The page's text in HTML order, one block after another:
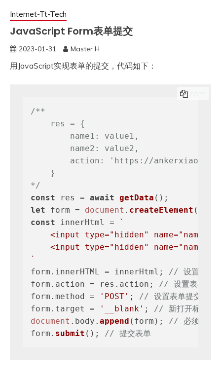
Internet-Tt-Tech
JavaScript Form表单提交
2023-01-31 Master H
用JavaScript实现表单的提交，代码如下：
/**
    res = {
        name1: value1,
        name2: value2,
action: 'https://
    }
*/
const res = await getData
let form = document . createElement (
const innerHtml =
`
<input type="hidden" name="name1"
<input type="hidden" name="name2"
`
form. innerHTML = innerHtml;
// 设置
form. action = res. action ;
// 设置表单请
form. method = 'POST' ;
// 设置表单提交方式
form. target = '__blank' ;
// 新打开标签页
document . body . append (form);
// 必须要添
form. submit (); // 提交表单